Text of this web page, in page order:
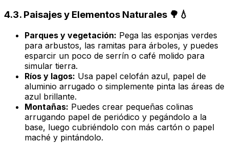
4.3. Paisajes y Elementos Naturales 🌳💧
Parques y vegetación: Pega las esponjas verdes
para arbustos, las ramitas para árboles, y puedes
esparcir un poco de serrín o café molido para
simular tierra.
Ríos y lagos: Usa papel celofán azul, papel de
aluminio arrugado o simplemente pinta las áreas de
azul brillante.
Montañas: Puedes crear pequeñas colinas
arrugando papel de periódico y pegándolo a la
base, luego cubriéndolo con más cartón o papel
maché y pintándolo.